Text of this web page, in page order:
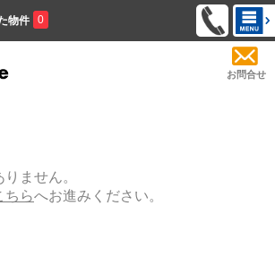
物件 0
お問合せ
ません。
ちらへお進みください。